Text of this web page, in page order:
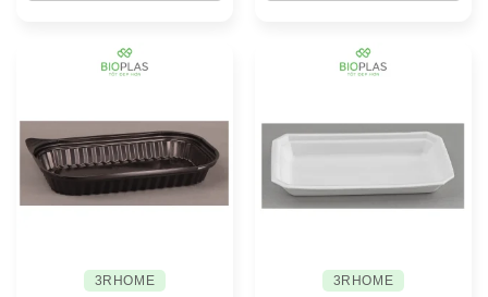
3RHOME 3RHOME